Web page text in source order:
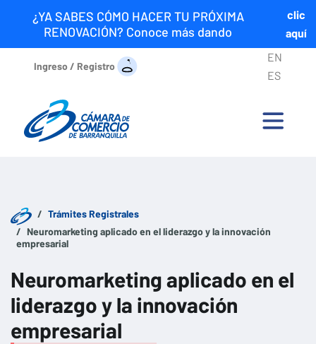
¿YA SABES CÓMO HACER TU PRÓXIMA
RENOVACIÓN? Conoce más dando
clic
aquí
Ingreso / Registro
EN
ES
Trámites Registrales
Neuromarketing aplicado en el liderazgo y la innovación
empresarial
Neuromarketing aplicado en el
liderazgo y la innovación
empresarial